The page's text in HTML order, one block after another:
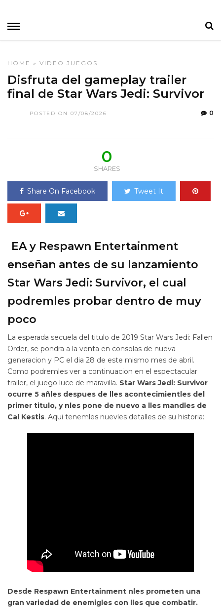
HOME » VIDEO JUEGOS
Disfruta del gameplay trailer
final de Star Wars Jedi: Survivor
POSTED ON 07/08/2026 0
0
SHARES
Share On Facebook Tweet It
EA y Respawn Entertainment
enseñan antes de su lanzamiento
Star Wars Jedi: Survivor, el cual
podremles probar dentro de muy
poco
La esperada secuela del titulo de 2019 Star Wars Jedi: Fallen
Order, se pondra a la venta en consolas de nueva
generacion y PC el dia 28 de este mismo mes de abril.
Como podremles ver a continuacion en el espectacular
trailer, el juego luce de maravilla. Star Wars Jedi: Survivor
ocurre 5 añles despues de lles acontecimientles del
primer titulo, y nles pone de nuevo a lles mandles de
Cal Kestis. Aqui tenemles nuevles detalles de su historia:
Desde Respawn Entertainment nles prometen una
gran variedad de enemigles con lles que combatir.